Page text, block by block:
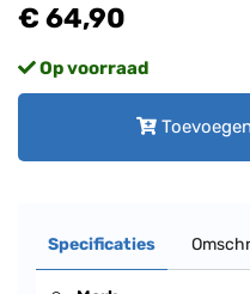
€ 64,90
Op voorraad
Specificaties